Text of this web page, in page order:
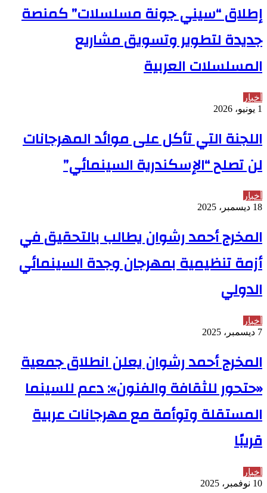
إطلاق “سيني جونة مسلسلات” كمنصة
جديدة لتطوير وتسويق مشاريع
المسلسلات العربية
أخبار
1 يونيو، 2026
اللجنة التي تأكل على موائد المهرجانات
لن تصلح “الإسكندرية السينمائي”
أخبار
18 ديسمبر، 2025
المخرج أحمد رشوان يطالب بالتحقيق في
أزمة تنظيمية بمهرجان وجدة السينمائي
الدولي
أخبار
7 ديسمبر، 2025
المخرج أحمد رشوان يعلن انطلاق جمعية
«حتحور للثقافة والفنون»: دعم للسينما
المستقلة وتوأمة مع مهرجانات عربية
قريبًا
أخبار
10 نوفمبر، 2025